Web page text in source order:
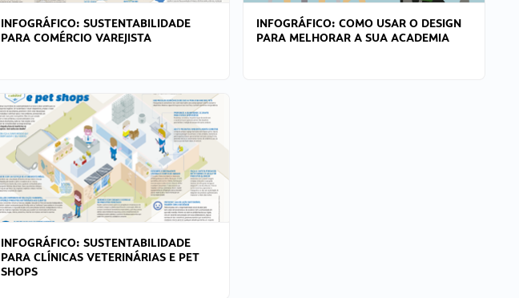
INFOGRÁFICO: SUSTENTABILIDADE
PARA COMÉRCIO VAREJISTA
INFOGRÁFICO: COMO USAR O DESIGN
PARA MELHORAR A SUA ACADEMIA
INFOGRÁFICO: SUSTENTABILIDADE
PARA CLÍNICAS VETERINÁRIAS E PET
SHOPS